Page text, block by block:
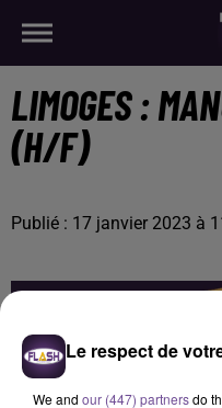
LIMOGES :
(H/F)
Publié : 17 janvier 2023 à
Le respect de
We and our (447) partnersdo